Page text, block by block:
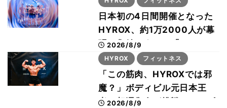
日本初の4日間開催となった
HYROX、約1万2000人が幕
張に集結 すでに「2028、
29年の大会も準備」
2026/8/9
HYROX フィットネス
「この筋肉、HYROXでは邪
魔？」ボディビル元日本王
者・相澤隼人が挑戦 バーピ
2026/8/9